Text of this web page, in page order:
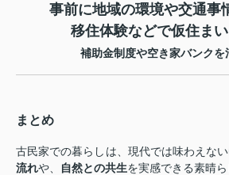
事前に地域の環境や交通事
移住体験などで仮住ま
補助金制度や空き家バンクを
まとめ
古民家での暮らしは、現代では味わえない
流れや、 自然との共生を実感できる素晴ら